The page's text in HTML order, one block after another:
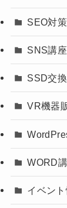
SEO対策
SNS講座
SSD交換
VR機器
WORD
イベント